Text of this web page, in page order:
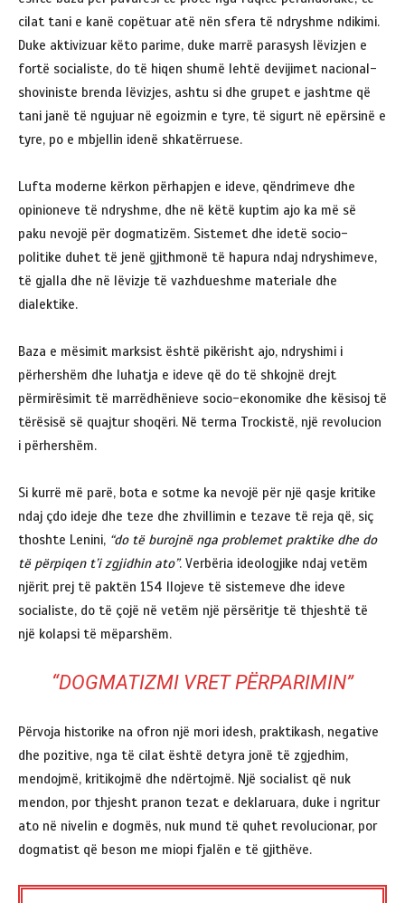
cilat tani e kanë copëtuar atë nën sfera të ndryshme ndikimi.
Duke aktivizuar këto parime, duke marrë parasysh lëvizjen e
fortë socialiste, do të hiqen shumë lehtë devijimet nacional-
shoviniste brenda lëvizjes, ashtu si dhe grupet e jashtme që
tani janë të ngujuar në egoizmin e tyre, të sigurt në epërsinë e
tyre, po e mbjellin idenë shkatërruese.
Lufta moderne kërkon përhapjen e ideve, qëndrimeve dhe
opinioneve të ndryshme, dhe në këtë kuptim ajo ka më së
paku nevojë për dogmatizëm. Sistemet dhe idetë socio-
politike duhet të jenë gjithmonë të hapura ndaj ndryshimeve,
të gjalla dhe në lëvizje të vazhdueshme materiale dhe
dialektike.
Baza e mësimit marksist është pikërisht ajo, ndryshimi i
përhershëm dhe luhatja e ideve që do të shkojnë drejt
përmirësimit të marrëdhënieve socio-ekonomike dhe kësisoj të
tërësisë së quajtur shoqëri. Në terma Trockistë, një revolucion
i përhershëm.
Si kurrë më parë, bota e sotme ka nevojë për një qasje kritike
ndaj çdo ideje dhe teze dhe zhvillimin e tezave të reja që, siç
thoshte Lenini, “do të burojnë nga problemet praktike dhe do
të përpiqen t’i zgjidhin ato”. Verbëria ideologjike ndaj vetëm
njërit prej të paktën 154 llojeve të sistemeve dhe ideve
socialiste, do të çojë në vetëm një përsëritje të thjeshtë të
një kolapsi të mëparshëm.
“DOGMATIZMI VRET PËRPARIMIN”
Përvoja historike na ofron një mori idesh, praktikash, negative
dhe pozitive, nga të cilat është detyra jonë të zgjedhim,
mendojmë, kritikojmë dhe ndërtojmë. Një socialist që nuk
mendon, por thjesht pranon tezat e deklaruara, duke i ngritur
ato në nivelin e dogmës, nuk mund të quhet revolucionar, por
dogmatist që beson me miopi fjalën e të gjithëve.